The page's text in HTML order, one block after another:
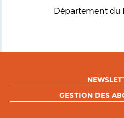
Département du
GESTION DES